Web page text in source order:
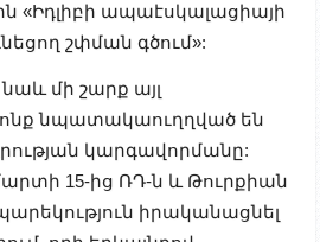
«Իդլիբի ապաէսկալացիայի
շփման գծում»:
մի շարք այլ
նպատակաուղղված են
կարգավորմանը:
15-ից ՌԴ-ն և Թուրքիան
իրականացնել